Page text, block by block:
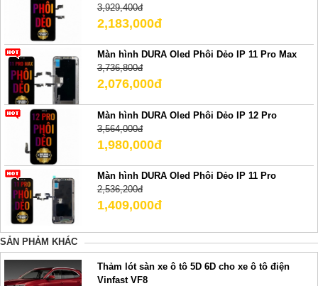
3,929,400đ
2,183,000đ
Màn hình DURA Oled Phôi Dẻo IP 11 Pro Max
3,736,800đ
2,076,000đ
Màn hình DURA Oled Phôi Dẻo IP 12 Pro
3,564,000đ
1,980,000đ
Màn hình DURA Oled Phôi Dẻo IP 11 Pro
2,536,200đ
1,409,000đ
SẢN PHẢM KHÁC
Thảm lót sàn xe ô tô 5D 6D cho xe ô tô điện
Vinfast VF8